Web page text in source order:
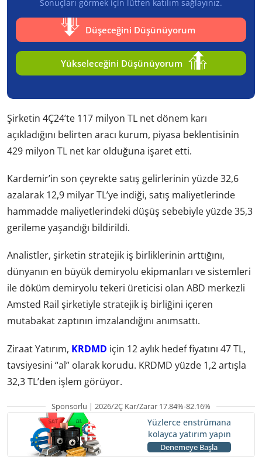
Sonuçları görmek için lütfen katılım sağlayınız.
Düşeceğini Düşünüyorum
Yükseleceğini Düşünüyorum
Şirketin 4Ç24’te 117 milyon TL net dönem karı
açıkladığını belirten aracı kurum, piyasa beklentisinin
429 milyon TL net kar olduğuna işaret etti.
Kardemir’in son çeyrekte satış gelirlerinin yüzde 32,6
azalarak 12,9 milyar TL’ye indiği, satış maliyetlerinde
hammadde maliyetlerindeki düşüş sebebiyle yüzde 35,3
gerileme yaşandığı bildirildi.
Analistler, şirketin stratejik iş birliklerinin arttığını,
dünyanın en büyük demiryolu ekipmanları ve sistemleri
ile döküm demiryolu tekeri üreticisi olan ABD merkezli
Amsted Rail şirketiyle stratejik iş birliğini içeren
mutabakat zaptının imzalandığını anımsattı.
Ziraat Yatırım, KRDMD için 12 aylık hedef fiyatını 47 TL,
tavsiyesini “al” olarak korudu. KRDMD yüzde 1,2 artışla
32,3 TL’den işlem görüyor.
Sponsorlu | 2026/2Ç Kar/Zarar 17.84%-82.16%
Yüzlerce enstrümana
kolayca yatırım yapın
Denemeye Başla